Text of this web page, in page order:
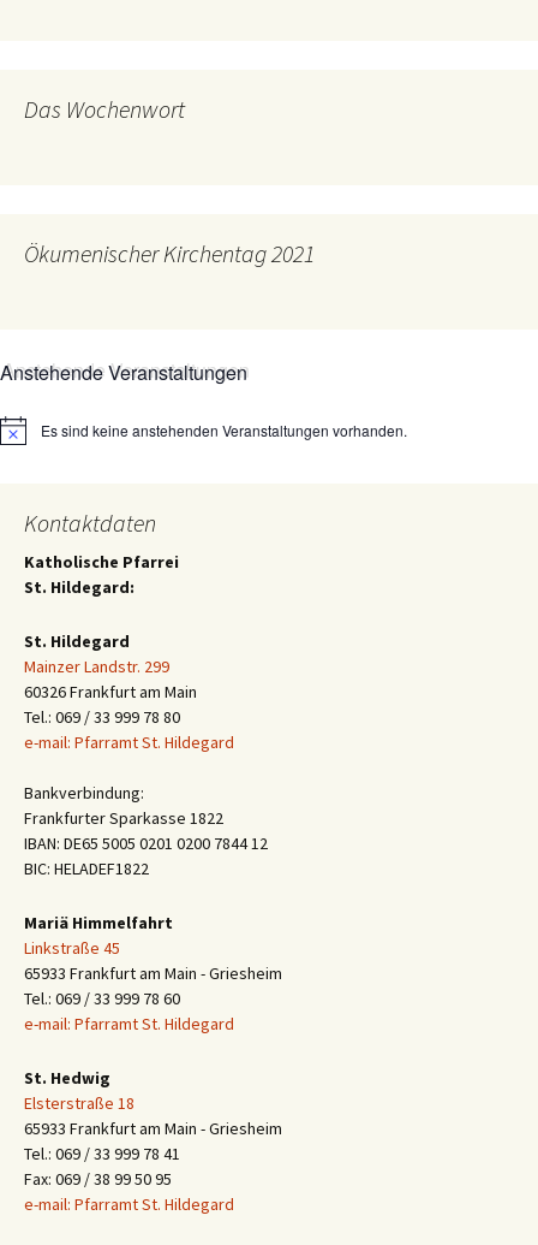
Das Wochenwort
Ökumenischer Kirchentag 2021
Anstehende Veranstaltungen
HinweisEs sind keine anstehenden Veranstaltungen vorhanden.
Kontaktdaten
Katholische Pfarrei
St. Hildegard:
St. Hildegard
Mainzer Landstr. 299
60326 Frankfurt am Main
Tel.: 069 / 33 999 78 80
e-mail: Pfarramt St. Hildegard
Bankverbindung:
Frankfurter Sparkasse 1822
IBAN: DE65 5005 0201 0200 7844 12
BIC: HELADEF1822
Mariä Himmelfahrt
Linkstraße 45
65933 Frankfurt am Main - Griesheim
Tel.: 069 / 33 999 78 60
e-mail: Pfarramt St. Hildegard
St. Hedwig
Elsterstraße 18
65933 Frankfurt am Main - Griesheim
Tel.: 069 / 33 999 78 41
Fax: 069 / 38 99 50 95
e-mail: Pfarramt St. Hildegard